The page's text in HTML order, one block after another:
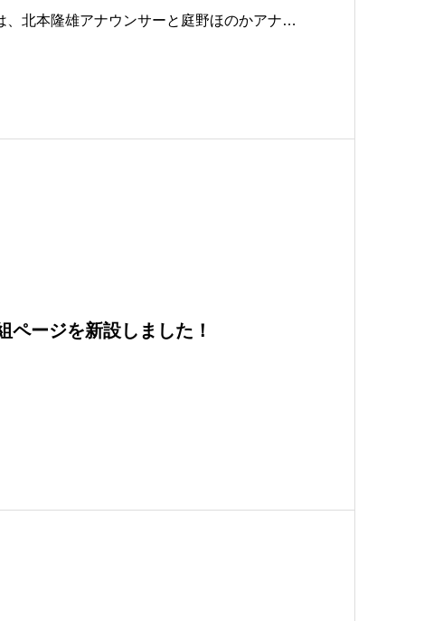
、北本隆雄アナウンサーと庭野ほのかアナウ
ページを新設しました！